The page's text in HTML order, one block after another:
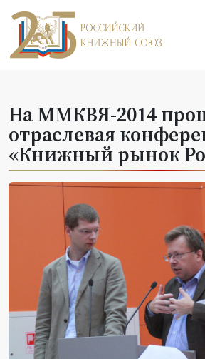
На ММКВЯ-2014
отраслевая
«Книжный рынок